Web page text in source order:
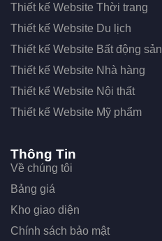
Thiết kế Website Thời trang
Thiết kế Website Du lịch
Thiết kế Website Bất động sản
Thiết kế Website Nhà hàng
Thiết kế Website Nội thất
Thiết kế Website Mỹ phẩm
Thông Tin
Về chúng tôi
Bảng giá
Kho giao diện
Chính sách bảo mật